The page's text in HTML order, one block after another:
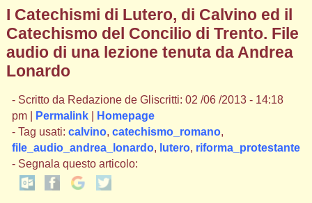
I Catechismi di Lutero, di Calvino ed il
Catechismo del Concilio di Trento. File
audio di una lezione tenuta da Andrea
Lonardo
- Scritto da Redazione de Gliscritti: 02 /06 /2013 - 14:18
pm |
Permalink|
Homepage
- Tag usati: calvino, catechismo_romano,
file_audio_andrea_lonardo, lutero, riforma_protestante
- Segnala questo articolo: